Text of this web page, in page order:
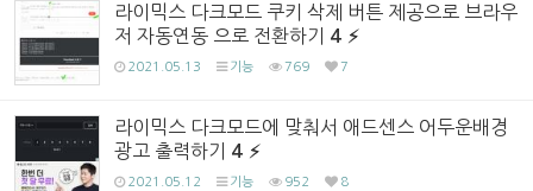
라이믹스 다크모드 쿠키 삭제 버튼 제공으로 브라우
저 자동연동 으로 전환하기
4
2021.05.13 기능 769 7
라이믹스 다크모드에 맞춰서 애드센스 어두운배경
광고 출력하기
4
2021.05.12 기능 952 8